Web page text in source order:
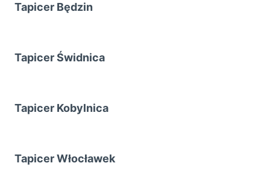
Tapicer Będzin
Tapicer Świdnica
Tapicer Kobylnica
Tapicer Włocławek